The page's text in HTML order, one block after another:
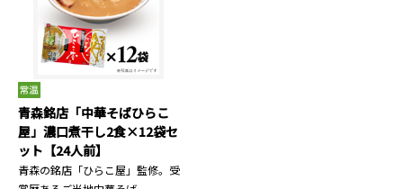
青森銘店「中華そばひらこ
屋」濃口煮干し2食×12袋セ
ット【24人前】
青森の銘店「ひらこ屋」監修。受